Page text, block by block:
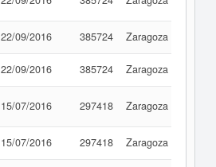
22/09/2016 385724 Zaragoza
22/09/2016 385724 Zaragoza
15/07/2016 297418 Zaragoza
15/07/2016 297418 Zaragoza